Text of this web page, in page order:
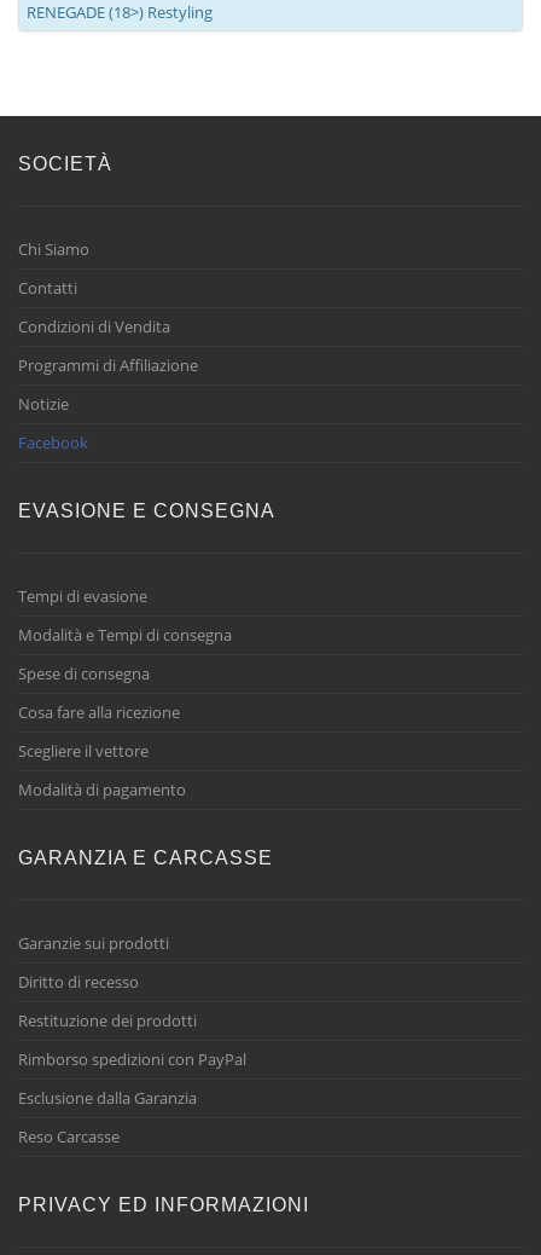
RENEGADE (18>) Restyling
SOCIETÀ
Chi Siamo
Contatti
Condizioni di Vendita
Programmi di Affiliazione
Notizie
Facebook
EVASIONE E CONSEGNA
Tempi di evasione
Modalità e Tempi di consegna
Spese di consegna
Cosa fare alla ricezione
Scegliere il vettore
Modalità di pagamento
GARANZIA E CARCASSE
Garanzie sui prodotti
Diritto di recesso
Restituzione dei prodotti
Rimborso spedizioni con PayPal
Esclusione dalla Garanzia
Reso Carcasse
PRIVACY ED INFORMAZIONI